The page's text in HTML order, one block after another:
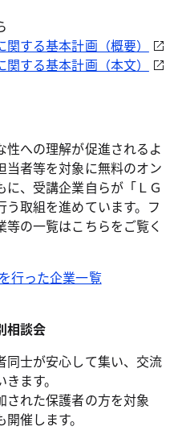
する基本計画（概要）
する基本計画（本文）
への理解が促進されるよ
当者等を対象に無料のオン
、受講企業自らが「ＬＧ
取組を進めています。フ
の一覧はこちらをご覧く
行った企業一覧
相談会
同士が安心して集い、交流
ます。
された保護者の方を対象
催します。